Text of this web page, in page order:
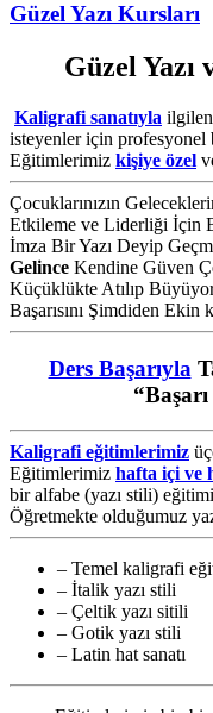
Güzel Yazı Kursları
Güzel
Kaligrafi sanatıyla
isteyenler için profesyonel
Eğitimlerimiz kişiye özel
Çocuklarınızın
Etkileme ve Liderliği İçin
İmza Bir Yazı Deyip
Gelince Kendine Güven
Küçüklükte Atılıp
Başarısını Şimdiden
Ders Başarıyla
Kaligrafi eğitimlerimiz
Eğitimlerimiz hafta içi ve
bir alfabe (yazı stili)
Öğretmekte olduğumuz
– Temel kaligrafi
– İtalik yazı stili
– Çeltik yazı sitili
– Gotik yazı stili
– Latin hat sanatı